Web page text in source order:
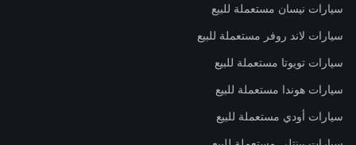
سيارات نيسان مستعملة للبيع
سيارات لاند روفر مستعملة للبيع
سيارات تويوتا مستعملة للبيع
سيارات هوندا مستعملة للبيع
سيارات أودي مستعملة للبيع